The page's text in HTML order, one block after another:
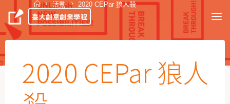
臺大創意創業學程
活動 2020 CEPar 狼人殺
2020 CEPar 狼人